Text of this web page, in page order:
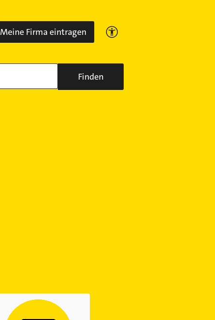
Meine Firma eintragen
Finden